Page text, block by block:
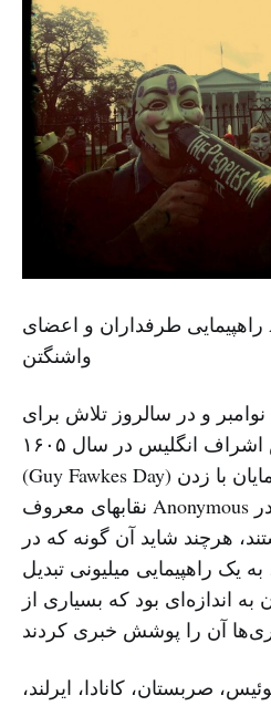
راهپیمایی طرفداران و اعضای Anonymous در شهر
واشنگتن
و در سالروز تلاش برای
منفجر کردن مجلس اشراف انگلیس در سال ۱۶۰۵
(Guy Fawkes Day) صورت گرفت و راهپیمایان با زدن
نقابهای معروف Anonymous در حدود ۴۰۰ شهر در
هرچند شاید آن گونه که در
یک راهپیمایی میلیونی تبدیل
اندازه‌ای بود که بسیاری از
صربستان، کانادا، ایرلند،